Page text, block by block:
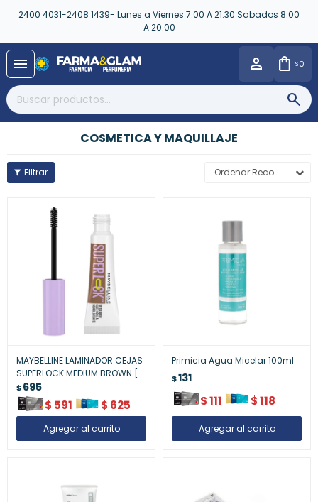
2400 4031-2408 1439- Lunes a Viernes 7:00 A 21:30 Sabados 8:00
A 20:00
menu $0
COSMETICA Y MAQUILLAJE
Recomendados
MAYBELLINE LAMINADOR CEJAS
SUPERLOCK MEDIUM BROWN [7
ml]
$695
$ 591 $ 625
Primicia Agua Micelar 100ml
$131
$111 $118